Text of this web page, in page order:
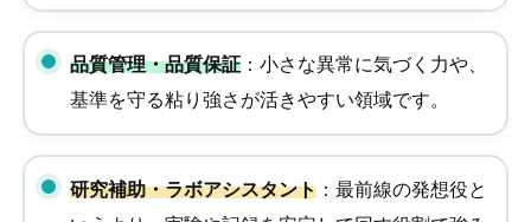
品質管理・品質保証：小さな異常に気づく力や、
基準を守る粘り強さが活きやすい領域です。
研究補助・ラボアシスタント：最前線の発想役と